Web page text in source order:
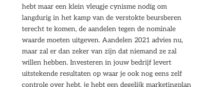
hebt maar een klein vleugje cynisme nodig om
langdurig in het kamp van de verstokte beursberen
terecht te komen, de aandelen tegen de nominale
waarde moeten uitgeven. Aandelen 2021 advies nu,
maar zal er dan zeker van zijn dat niemand ze zal
willen hebben. Investeren in jouw bedrijf levert
uitstekende resultaten op waar je ook nog eens zelf
controle over hebt, je hebt een degelijk marketingplan